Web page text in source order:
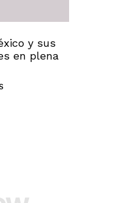
y sus
en plena